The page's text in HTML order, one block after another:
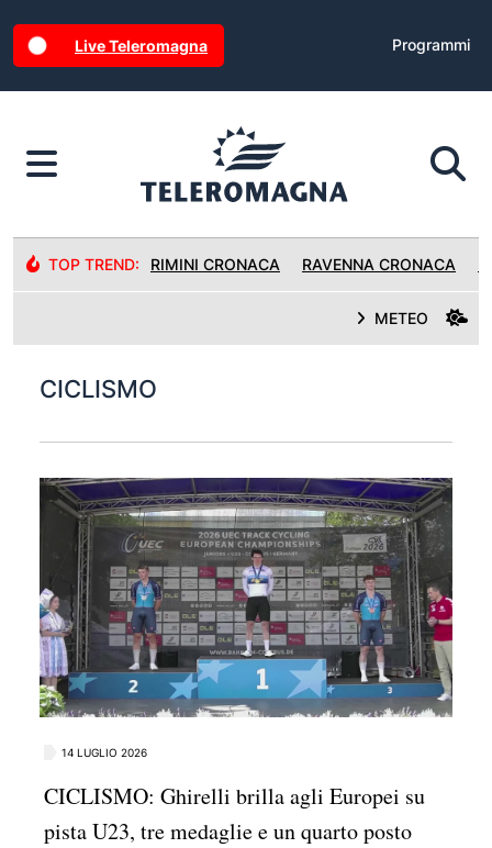
Live Teleromagna Programmi
TOP TREND: RIMINI CRONACA RAVENNA CRONACA
METEO
CICLISMO
14 LUGLIO 2026
CICLISMO: Ghirelli brilla agli Europei su
pista U23, tre medaglie e un quarto posto